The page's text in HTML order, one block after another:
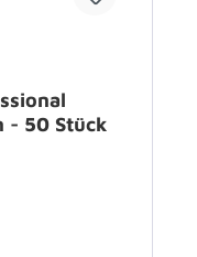
- 50 Stück